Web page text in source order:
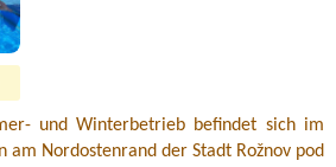
und Winterbetrieb befindet sich im
am Nordostenrand der Stadt Rožnov pod